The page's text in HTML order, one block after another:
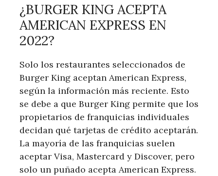
¿BURGER KING ACEPTA
‍AMERICAN EXPRESS EN
2022?
Solo los restaurantes seleccionados de
Burger King⁤ aceptan American Express,
según la información más reciente. Esto⁤
se ⁤debe a que Burger King permite que los
propietarios de ⁤franquicias individuales
decidan⁣ qué tarjetas de⁣ crédito aceptarán.
La mayoría de las franquicias suelen
aceptar Visa, Mastercard y Discover, pero
solo un puñado acepta American Express.